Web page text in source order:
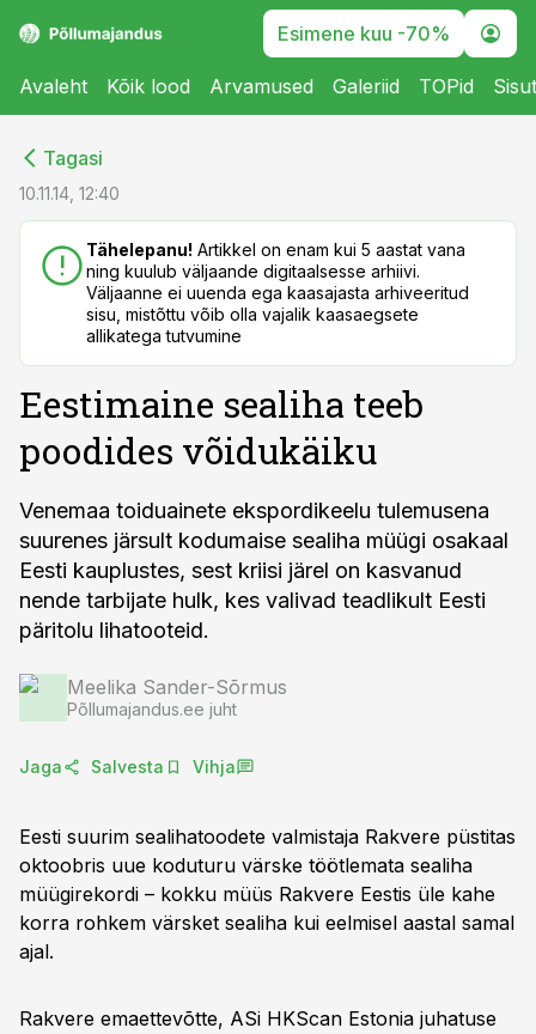
Esimene kuu -70%
Avaleht Kõik lood Arvamused Galeriid TOPid
Tagasi
10.11.14, 12:40
Tähelepanu! Artikkel on enam kui 5 aastat vana
ning kuulub väljaande digitaalsesse arhiivi.
Väljaanne ei uuenda ega kaasajasta arhiveeritud
sisu, mistõttu võib olla vajalik kaasaegsete
allikatega tutvumine
Eestimaine sealiha teeb
poodides võidukäiku
Venemaa toiduainete ekspordikeelu tulemusena
suurenes järsult kodumaise sealiha müügi osakaal
Eesti kauplustes, sest kriisi järel on kasvanud
nende tarbijate hulk, kes valivad teadlikult Eesti
päritolu lihatooteid.
Meelika Sander-Sõrmus
Põllumajandus.ee juht
Jaga Salvesta Vihja
Eesti suurim sealihatoodete valmistaja Rakvere püstitas
oktoobris uue koduturu värske töötlemata sealiha
müügirekordi – kokku müüs Rakvere Eestis üle kahe
korra rohkem värsket sealiha kui eelmisel aastal samal
ajal.
Rakvere emaettevõtte, ASi HKScan Estonia juhatuse